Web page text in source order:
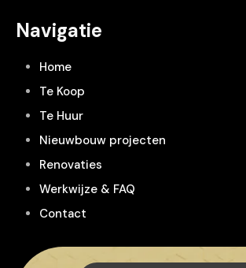
Navigatie
Home
Te Koop
Te Huur
Nieuwbouw projecten
Renovaties
Werkwijze & FAQ
Contact